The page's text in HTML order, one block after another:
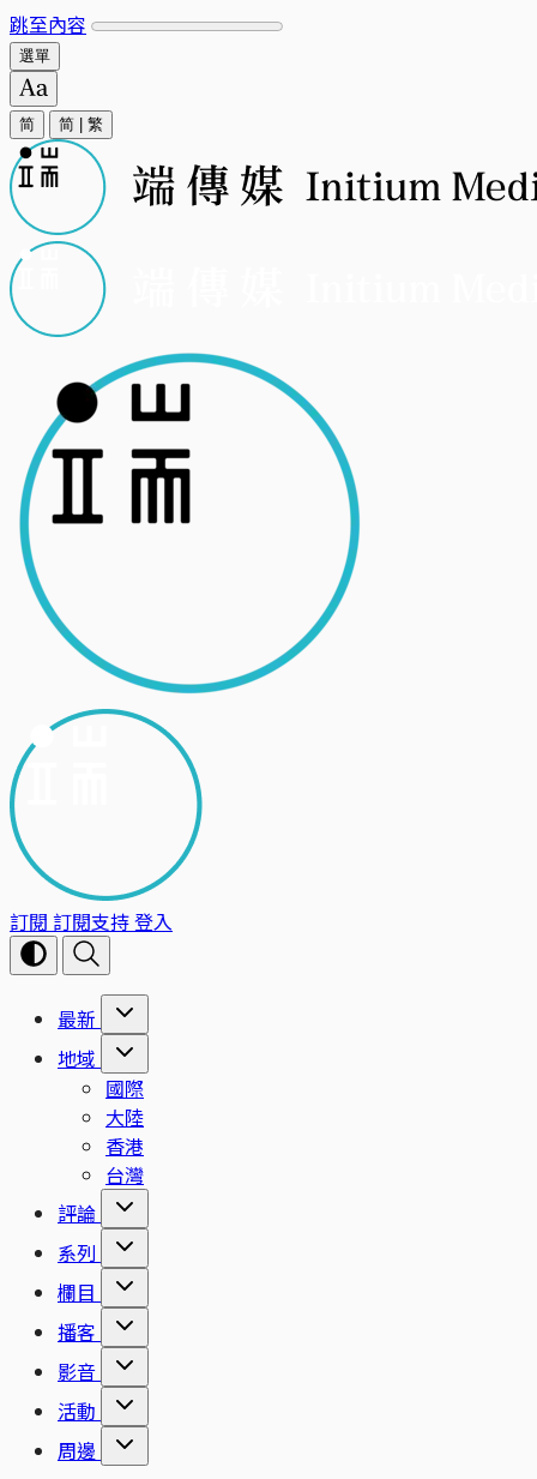
跳至內容
選單
简 简 繁
訂閱 訂閱支持登入
最新
地域
國際
大陸
香港
台灣
評論
系列
欄目
播客
影音
活動
周邊